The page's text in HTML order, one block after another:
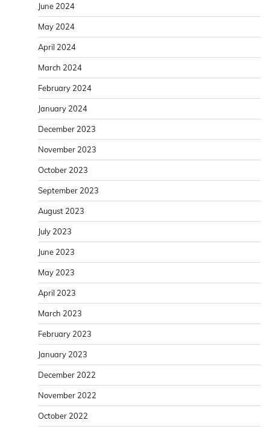
June 2024
May 2024
April 2024
March 2024
February 2024
January 2024
December 2023
November 2023
October 2023
September 2023
August 2023
July 2023
June 2023
May 2023
April 2023
March 2023
February 2023
January 2023
December 2022
November 2022
October 2022